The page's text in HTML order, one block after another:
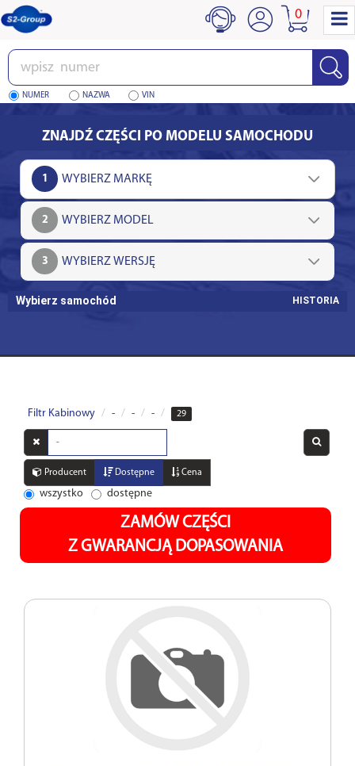
Wpisz
numer
NUMER NAZWA VIN
0
ZNAJDŹ CZĘŚCI PO MODELU SAMOCHODU
1
2
3
Wybierz samochód HISTORIA
Filtr Kabinowy - - - 29
Wyszukaj
w
opisachProducent Dostępne Cena
wszystko dostępne
ZAMÓW CZĘŚCI
Z GWARANCJĄ DOPASOWANIA